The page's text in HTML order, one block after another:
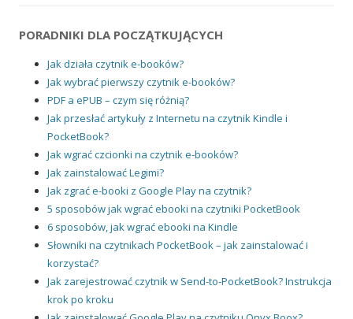
PORADNIKI DLA POCZĄTKUJĄCYCH
Jak działa czytnik e-booków?
Jak wybrać pierwszy czytnik e-booków?
PDF a ePUB – czym się różnią?
Jak przesłać artykuły z Internetu na czytnik Kindle i
PocketBook?
Jak wgrać czcionki na czytnik e-booków?
Jak zainstalować Legimi?
Jak zgrać e-booki z Google Play na czytnik?
5 sposobów jak wgrać ebooki na czytniki PocketBook
6 sposobów, jak wgrać ebooki na Kindle
Słowniki na czytnikach PocketBook – jak zainstalować i
korzystać?
Jak zarejestrować czytnik w Send-to-PocketBook? Instrukcja
krok po kroku